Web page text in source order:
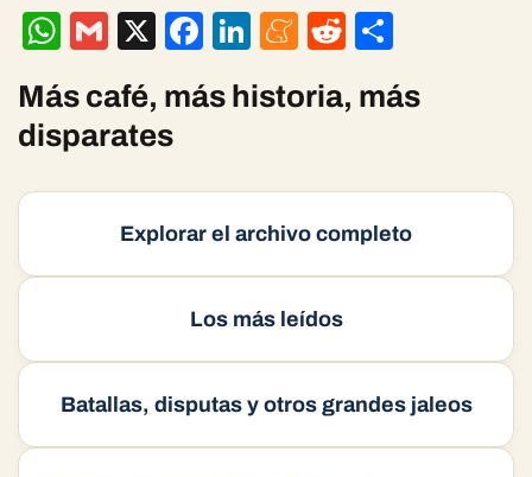
W
h
at
s
A
G
m
ai
l
X F
ac
e
o
o
k
Li
n
ke
n
M
e
n
m
e
R
e
d
t
o
m
ar
ti
r
Más café, más historia, más
disparates
Explorar el archivo completo
Los más leídos
Batallas, disputas y otros grandes jaleos